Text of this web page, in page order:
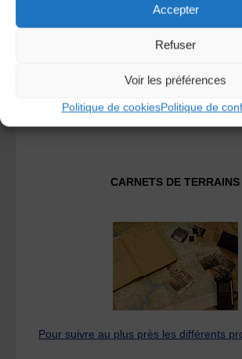
Accepter
Refuser
Voir les préférences
Politique de cookiesPolitique de
Fédération des Associations de
Traditionnelles
CARNETS DE TERRAINS
Pour suivre au plus près les différents